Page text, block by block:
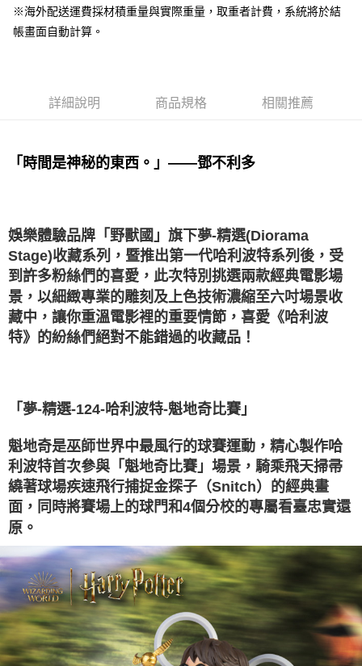
悠遊付
大哥付你分期
1.本服務由台灣大哥大提供，台灣大哥大用戶可立即使用無須另外申請。
4.訂單成立30分鐘內，如未前往確認交易或遇審核未通過，訂單將自動取
消。如遇「轉專審核」未通過狀況，表示未達大哥付你分期系統評分，恕無
法說明評估內容。
【繳款方式說明】
1.分期款項不併入電信帳單，「大哥付你分期」於每月結算日後寄送繳費提
醒簡訊。
2.透過簡訊連結打開帳單後，可選擇「超商條碼／台灣大直營門市／銀行轉
帳／街口支付／iPASS MONEY」等通路繳費。
買賣價金債權讓與本公司後，依約使用本公司帳單繳交帳款。
資料（包含姓名、電話或地址）提供予台灣大哥大進項蒐集、處理及利用，
由本公司與您本人進行分期帳單所需資料之確認、核對及更正。
3.完整用戶服務條款，請詳閱以下連結：https://oppay.tw/userRule
AFTEE先享後付
１．簡單：不需註冊會員、不需綁卡、不需儲值。
２．便利：只要手機號碼，簡訊認證，即可結帳。
３．安心：先確認商品／服務後，再付款。
【「AFTEE先享後付」結帳流程】
１．於結帳方式選擇「AFTEE先享後付」後，將跳轉至「AFTEE先享後付」
結帳頁面，進行簡訊認證並確認金額後，即可完成結帳。
２．訂單成立數日內，您將收到繳費通知簡訊。
購買商品的店家。未經商家同意取消之訂單仍視為有效，需透過AFTEE先享
後付繳納相關費用。
是否繳費成功／繳費後需取消欲退款等相關疑問，請聯繫「AFTEE先享後付
客戶支援中心」https://netprotections.freshdesk.com/support/home
【注意事項】
１．透過由恩沛科技股份有限公司提供之「AFTEE先享後付」服務完成之交
易，需依本服務之必要範圍內提供個人資料，並將交易相關給付款項請求債
權轉讓予恩沛科技股份有限公司。
２．關於個人資料處理事宜，請瀏覽以下網址：
https://aftee.tw/terms/#terms3
３．未成年的使用者請事先徵得法定代理人或監護人之同意方可使用
「AFTEE先享後付」，若未經同意申辦者引起之損失，本公司不負相關責
任。
４．使用「AFTEE先享後付」時，將依據個別帳號之用戶狀況，依本公司即
時審查核予不同之上限額度；若仍有額度不足之情形，本公司將視審查結果
請求用戶進行身份認證。
５．嚴禁一人註冊多個帳號或使用他人資訊註冊。若發現惡意使用之情形，
運送方式
付款後全家取貨
每筆NT$100，滿NT$1,200(含以上)免運費
付款後萊爾富取貨
每筆NT$100，滿NT$1,200(含以上)免運費
每筆NT$100，滿NT$1,200(含以上)免運費
每筆NT$120，滿NT$1,200(含以上)免運費
宅配-離島
每筆NT$300
海外宅配
※海外配送運費採材積重量與實際重量，取重者計費，系統將於結
帳畫面自動計算。
詳細說明 商品規格 相關推薦
「時間是神秘的東西。」——鄧不利多
娛樂體驗品牌「野獸國」旗下夢-精選(Diorama
Stage)收藏系列，暨推出第一代哈利波特系列後，受
到許多粉絲們的喜愛，此次特別挑選兩款經典電影場
景，以細緻專業的雕刻及上色技術濃縮至六吋場景收
藏中，讓你重溫電影裡的重要情節，喜愛《哈利波
特》的紛絲們絕對不能錯過的收藏品！
「夢-精選-124-哈利波特-魁地奇比賽」
魁地奇是巫師世界中最風行的球賽運動，精心製作哈
利波特首次參與「魁地奇比賽」場景，騎乘飛天掃帚
繞著球場疾速飛行捕捉金探子（Snitch）的經典畫
面，同時將賽場上的球門和4個分校的專屬看臺忠實還
原。